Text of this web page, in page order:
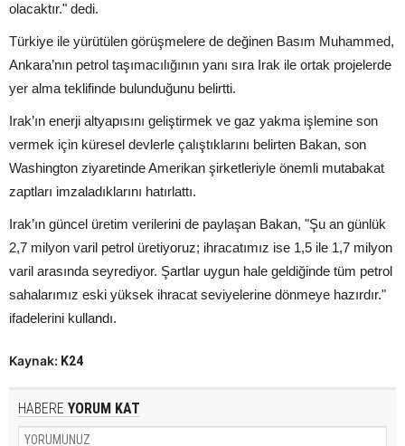
olacaktır." dedi.
Türkiye ile yürütülen görüşmelere de değinen Basım Muhammed,
Ankara’nın petrol taşımacılığının yanı sıra Irak ile ortak projelerde
yer alma teklifinde bulunduğunu belirtti.
Irak’ın enerji altyapısını geliştirmek ve gaz yakma işlemine son
vermek için küresel devlerle çalıştıklarını belirten Bakan, son
Washington ziyaretinde Amerikan şirketleriyle önemli mutabakat
zaptları imzaladıklarını hatırlattı.
Irak’ın güncel üretim verilerini de paylaşan Bakan, "Şu an günlük
2,7 milyon varil petrol üretiyoruz; ihracatımız ise 1,5 ile 1,7 milyon
varil arasında seyrediyor. Şartlar uygun hale geldiğinde tüm petrol
sahalarımız eski yüksek ihracat seviyelerine dönmeye hazırdır."
ifadelerini kullandı.
Kaynak: K24
HABERE YORUM KAT